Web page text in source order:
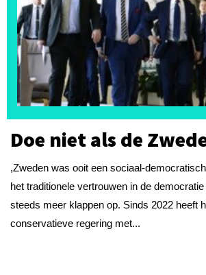
Doe niet als de
,Zweden was ooit een sociaal-
het traditionele vertrouwen in de
steeds meer klappen op. Sinds 2022 heeft
conservatieve regering met...